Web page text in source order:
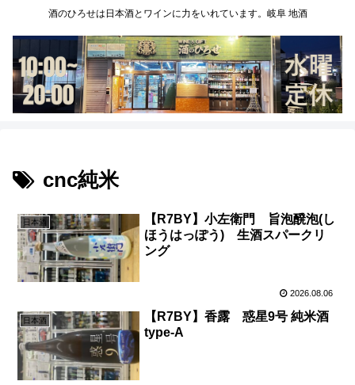
酒のひろせは日本酒とワインに力をいれています。岐阜 地酒
cnc純米
日本酒
【R7BY】小左衛門 旨泡醗泡(し
ほうはっぽう) 生酒スパークリ
ング
2026.08.06
日本酒
【R7BY】香露 惑星9号 純米酒
type-A